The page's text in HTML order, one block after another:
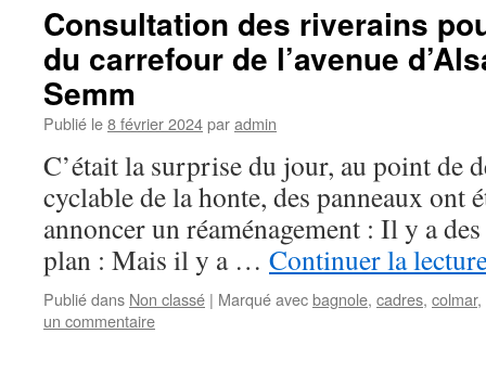
Consultation des riverains
du carrefour de l’avenue
Semm
Publié le8 février 2024paradmin
C’était la surprise du jour, au point de
cyclable de la honte, des panneaux ont
annoncer un réaménagement : Il y a
plan : Mais il y a … Continuer la
Publié dans Non classé | Marqué avecbagnole, cadres, colmar,
un commentaire